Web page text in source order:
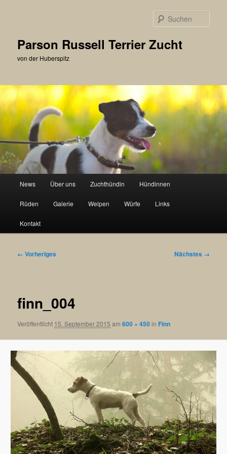
Parson Russell Terrier Zucht
von der Huberspitz
News Über uns Zuchthündin Hündinnen
Rüden Galerie Welpen Würfe Links
Kontakt
Bilder-
← Vorheriges Nächstes →
finn_004
Veröffentlicht 15. September 2015 am600 × 450in Finn